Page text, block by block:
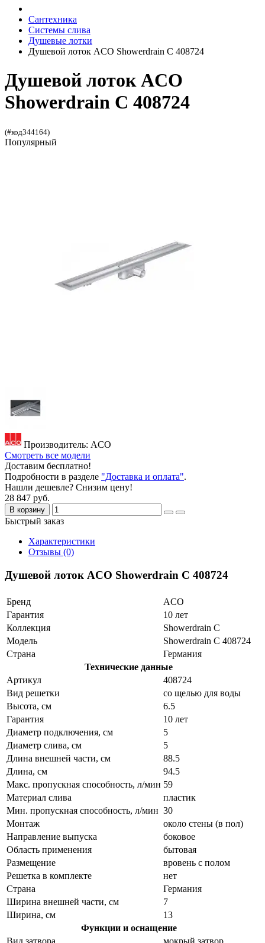
Сантехника
Системы слива
Душевые лотки
Душевой лоток ACO Showerdrain C 408724
Душевой лоток ACO
Showerdrain C 408724
(#код344164)
Популярный
Производитель: ACO
Смотреть все модели
Доставим бесплатно!
Подробности в разделе "Доставка и оплата".
Нашли дешевле? Снизим цену!
28 847 руб.
В корзину
Быстрый заказ
Характеристики
Отзывы (0)
Душевой лоток ACO Showerdrain C 408724
Бренд
ACO
Гарантия
10 лет
Коллекция
Showerdrain C
Модель
Showerdrain C 408724
Страна
Германия
Технические данные
Артикул
408724
Вид решетки
со щелью для воды
Высота, см
6.5
Гарантия
10 лет
Диаметр подключения, см
5
Диаметр слива, см
5
Длина внешней части, см
88.5
Длина, см
94.5
Макс. пропускная способность, л/мин 59
Материал слива
пластик
Мин. пропускная способность, л/мин 30
Монтаж
около стены (в пол)
Направление выпуска
боковое
Область применения
бытовая
Размещение
вровень с полом
Решетка в комплекте
нет
Страна
Германия
Ширина внешней части, см
7
Ширина, см
13
Функции и оснащение